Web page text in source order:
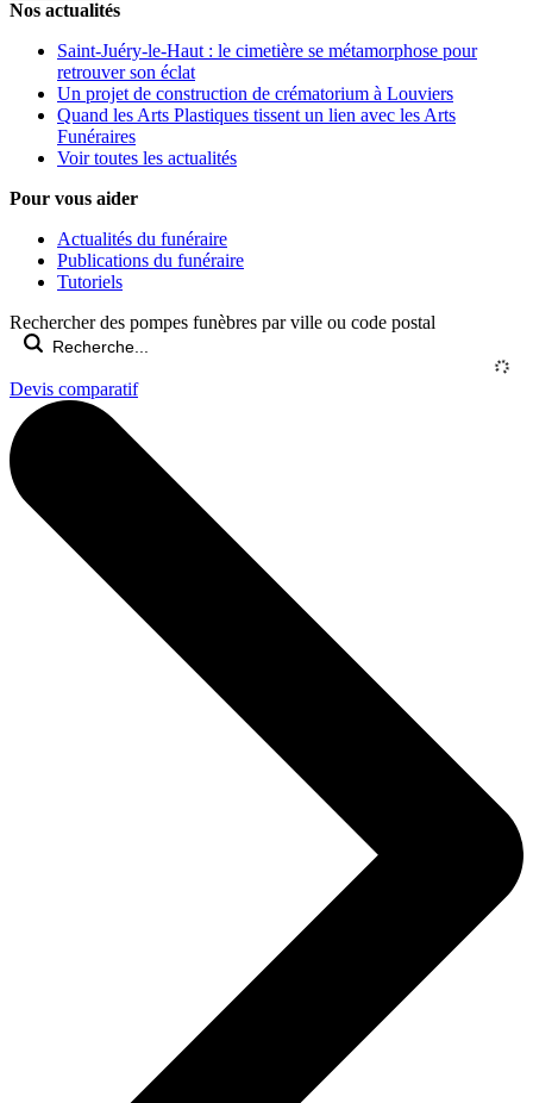
Nos actualités
Saint-Juéry-le-Haut : le cimetière se métamorphose pour
retrouver son éclat
Un projet de construction de crématorium à Louviers
Quand les Arts Plastiques tissent un lien avec les Arts
Funéraires
Voir toutes les actualités
Pour vous aider
Actualités du funéraire
Publications du funéraire
Tutoriels
Rechercher des pompes funèbres par ville ou code postal
Devis comparatif